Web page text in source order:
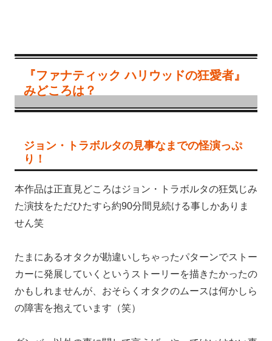
『ファナティック ハリウッドの狂愛者』
みどころは？
ジョン・トラボルタの見事なまでの怪演っぷ
り！
本作品は正直見どころはジョン・トラボルタの狂気じみ
た演技をただひたすら約90分間見続ける事しかありま
せん笑
たまにあるオタクが勘違いしちゃったパターンでストー
カーに発展していくというストーリーを描きたかったの
かもしれませんが、おそらくオタクのムースは何かしら
の障害を抱えています（笑）